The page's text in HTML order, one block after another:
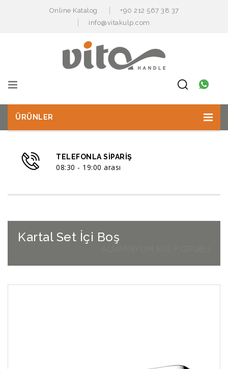
Online Katalog
+90 212 567 38 37
info@vitakulp.com
ÜRÜNLER
TELEFONLA SIPARIŞ
08:30 - 19:00 arası
Kartal Set İçi Boş